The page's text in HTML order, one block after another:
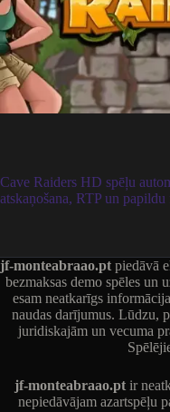
Cave Raiders HD spēļu
atskaņošana, RTP un
jf-monteabraao.pt piedāvā
bezmaksas demo spēles un
esam neatkarīgs
naudas darījumus. Lūdzu,
juridiskajām un vecuma
jf-monteabraao.ptir
nepiedāvājam azartspēļu